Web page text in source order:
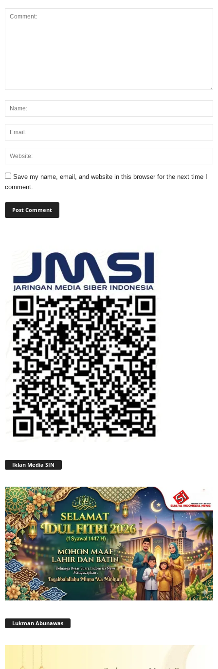
Save my name, email, and website in this browser for the next time I
comment.
Iklan Media SIN
Lukman Abunawas